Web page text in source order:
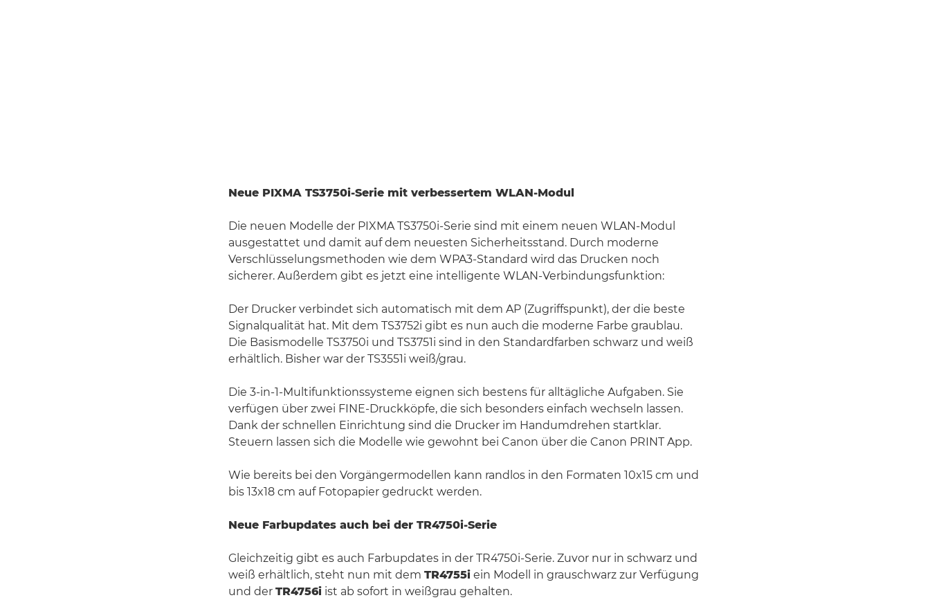
Neue PIXMA TS3750i-Serie mit verbessertem WLAN-Modul
Die neuen Modelle der PIXMA TS3750i-Serie sind mit einem neuen WLAN-Modul
ausgestattet und damit auf dem neuesten Sicherheitsstand. Durch moderne
Verschlüsselungsmethoden wie dem WPA3-Standard wird das Drucken noch
sicherer. Außerdem gibt es jetzt eine intelligente WLAN-Verbindungsfunktion:
Der Drucker verbindet sich automatisch mit dem AP (Zugriffspunkt), der die beste
Signalqualität hat. Mit dem TS3752i gibt es nun auch die moderne Farbe graublau.
Die Basismodelle TS3750i und TS3751i sind in den Standardfarben schwarz und weiß
erhältlich. Bisher war der TS3551i weiß/grau.
Die 3-in-1-Multifunktionssysteme eignen sich bestens für alltägliche Aufgaben. Sie
verfügen über zwei FINE-Druckköpfe, die sich besonders einfach wechseln lassen.
Dank der schnellen Einrichtung sind die Drucker im Handumdrehen startklar.
Steuern lassen sich die Modelle wie gewohnt bei Canon über die Canon PRINT App.
Wie bereits bei den Vorgängermodellen kann randlos in den Formaten 10x15 cm und
bis 13x18 cm auf Fotopapier gedruckt werden.
Neue Farbupdates auch bei der TR4750i-Serie
Gleichzeitig gibt es auch Farbupdates in der TR4750i-Serie. Zuvor nur in schwarz und
weiß erhältlich, steht nun mit dem TR4755i ein Modell in grauschwarz zur Verfügung
und der TR4756i ist ab sofort in weißgrau gehalten.